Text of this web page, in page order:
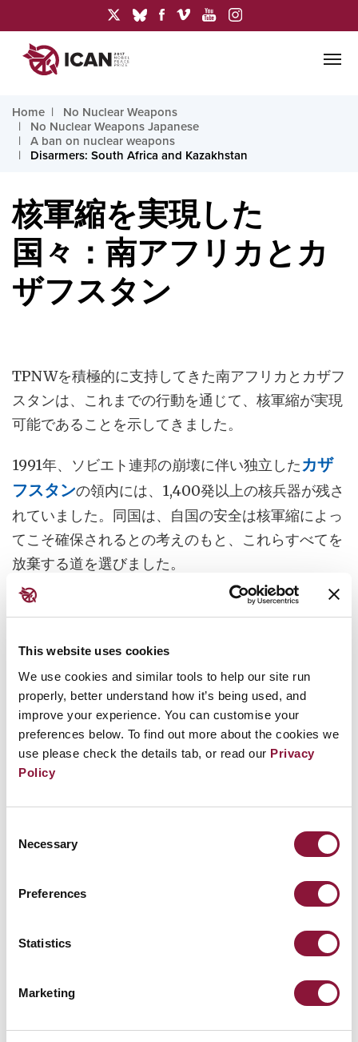
This website uses cookies
We use cookies and similar tools to help our site run
properly, better understand how it’s being used, and
improve your experience. You can customise your
preferences below. To find out more about the cookies we
use please check the details tab, or read our Privacy
Policy
Selection
Necessary
Preferences
Statistics
Marketing
Home
No Nuclear Weapons
No Nuclear Weapons Japanese
A ban on nuclear weapons
Disarmers: South Africa and Kazakhstan
核軍縮を実現した
国々：南アフリカとカ
ザフスタン
TPNWを積極的に支持してきた南アフリカとカザフ
スタンは、これまでの行動を通じて、核軍縮が実現
可能であることを示してきました。
1991年、ソビエト連邦の崩壊に伴い独立したカザ
フスタンの領内には、1,400発以上の核兵器が残さ
れていました。同国は、自国の安全は核軍縮によっ
てこそ確保されるとの考えのもと、これらすべてを
放棄する道を選びました。
また
も、1990年代初頭のアパルトヘイ
国は、自主的にすべての核爆弾を解体し、その事実
は国際原子力機関によって確認されています。
両国の指導者は、核兵器のない世界の実現に向けた
自国の貢献に大きな誇りを示すとともに、他の国々
にも同様の行動をとるよう呼びかけています。